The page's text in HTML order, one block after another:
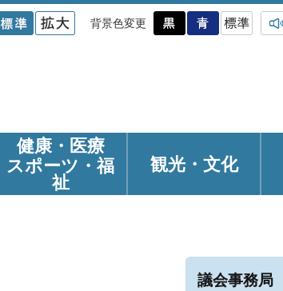
背景色変更
健康・医療
スポーツ・福
祉
観光・ 文化
議会事務局